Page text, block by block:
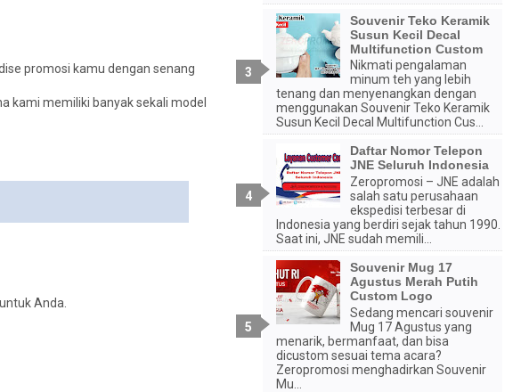
promosi kamu dengan senang
kami memiliki banyak sekali model
Anda.
Souvenir Teko Keramik
Susun Kecil Decal
Multifunction Custom
Nikmati pengalaman
minum teh yang lebih
tenang dan menyenangkan dengan
menggunakan Souvenir Teko Keramik
Susun Kecil Decal Multifunction Cus...
Daftar Nomor Telepon
JNE Seluruh Indonesia
Zeropromosi – JNE adalah
salah satu perusahaan
ekspedisi terbesar di
Indonesia yang berdiri sejak tahun 1990.
Saat ini, JNE sudah memili...
Souvenir Mug 17
Agustus Merah Putih
Custom Logo
Sedang mencari souvenir
Mug 17 Agustus yang
menarik, bermanfaat, dan bisa
dicustom sesuai tema acara?
Zeropromosi menghadirkan Souvenir
Mu...